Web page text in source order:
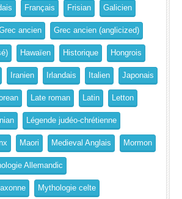
Français Frisian Galicien
ancien Grec ancien (anglicized)
Hawaïen Historique Hongrois
Iranien Irlandais Italien Japonais
Late roman Latin Letton
Légende judéo-chrétienne
Maori Medieval Anglais Mormon
Allemandic
Mythologie celte